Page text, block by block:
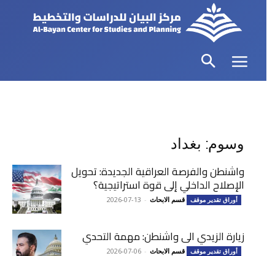
وسوم: بغداد
واشنطن والفرصة العراقية الجديدة: تحويل
الإصلاح الداخلي إلى قوة استراتيجية؟
أوراق تقدير موقف قسم الابحاث -
2026-07-13
زيارة الزيدي الى واشنطن: مهمة التحدي
أوراق تقدير موقف قسم الابحاث -
2026-07-06